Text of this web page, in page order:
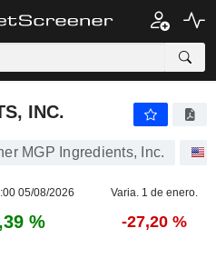
INC.
MGP Ingredients, Inc.
05/08/2026 Varia. 1 de enero.
% -27,20 %